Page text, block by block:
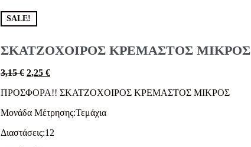
SALE!
ΣΚΑΤΖΟΧΟΙΡΟΣ ΚΡΕΜΑΣΤΟΣ ΜΙΚΡΟΣ
3,15€ 2,25 €
ΠΡΟΣΦΟΡΑ!! ΣΚΑΤΖΟΧΟΙΡΟΣ ΚΡΕΜΑΣΤΟΣ ΜΙΚΡΟΣ
Μονάδα Μέτρησης:Τεμάχια
Διαστάσεις:12